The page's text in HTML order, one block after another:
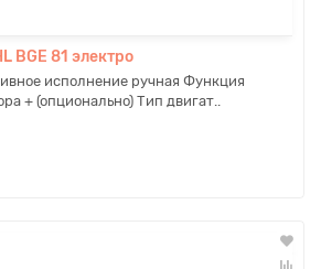
BGE 81 электро
исполнение ручная Функция
+ (опционально) Тип двигат..